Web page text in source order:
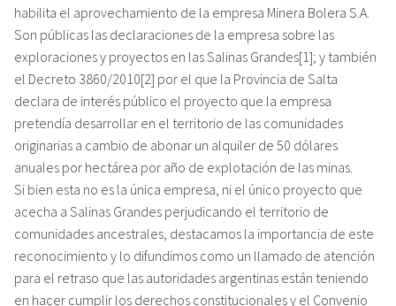
habilita el aprovechamiento de la empresa Minera Bolera S.A.
Son públicas las declaraciones de la empresa sobre las
exploraciones y proyectos en las Salinas Grandes[1]; y también
el Decreto 3860/2010[2] por el que la Provincia de Salta
declara de interés público el proyecto que la empresa
pretendía desarrollar en el territorio de las comunidades
originarias a cambio de abonar un alquiler de 50 dólares
anuales por hectárea por año de explotación de las minas.
Si bien esta no es la única empresa, ni el único proyecto que
acecha a Salinas Grandes perjudicando el territorio de
comunidades ancestrales, destacamos la importancia de este
reconocimiento y lo difundimos como un llamado de atención
para el retraso que las autoridades argentinas están teniendo
en hacer cumplir los derechos constitucionales y el Convenio